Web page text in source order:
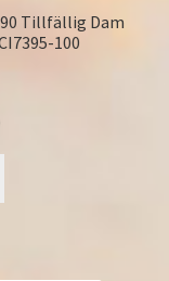
Tillfällig Dam
100